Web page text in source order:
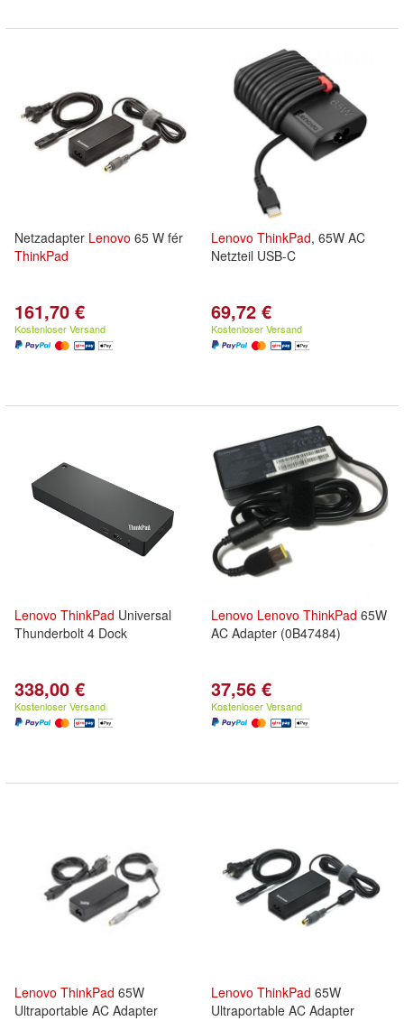
Netzadapter Lenovo 65 W fér
ThinkPad
161,70 €
Kostenloser Versand
Lenovo ThinkPad, 65W AC
Netzteil USB-C
69,72 €
Kostenloser Versand
Lenovo ThinkPad Universal
Thunderbolt 4 Dock
338,00 €
Kostenloser Versand
Lenovo Lenovo ThinkPad 65W
AC Adapter (0B47484)
37,56 €
Kostenloser Versand
Lenovo ThinkPad 65W
Ultraportable AC Adapter
Lenovo ThinkPad 65W
Ultraportable AC Adapter